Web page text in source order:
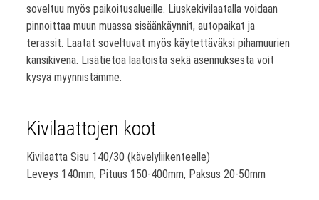
soveltuu myös paikoitusalueille. Liuskekivilaatalla voidaan
pinnoittaa muun muassa sisäänkäynnit, autopaikat ja
terassit. Laatat soveltuvat myös käytettäväksi pihamuurien
kansikivenä. Lisätietoa laatoista sekä asennuksesta voit
kysyä myynnistämme.
Kivilaattojen koot
Kivilaatta Sisu 140/30 (kävelyliikenteelle)
Leveys 140mm, Pituus 150-400mm, Paksus 20-50mm